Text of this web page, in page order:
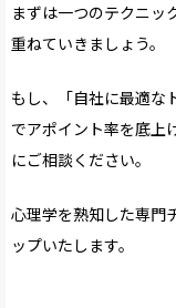
まずは一つのテクニッ
重ねていきましょう。
もし、「自社に最適な
でアポイント率を底上
にご相談ください。
心理学を熟知した専門
ップいたします。